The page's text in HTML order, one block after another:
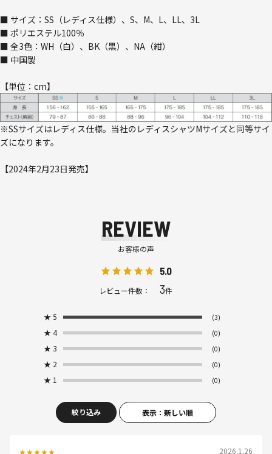
■ サイズ：SS（レディス仕様）、S、M、L、LL、3L
■ ポリエステル100％
■ 全3色：WH（白）、BK（黒）、NA（紺）
■ 中国製
【単位：cm】
※SSサイズはレディス仕様。当社のレディスシャツMサイズと同等サイ
ズになります。
【2024年2月23日発売】
REVIEW
お客様の声
5.0
レビュー件数： 3件
★ 5 (3)
★ 4 (0)
★ 3 (0)
★ 2 (0)
★ 1 (0)
絞り込み 表示：新しい順
2026.1.26